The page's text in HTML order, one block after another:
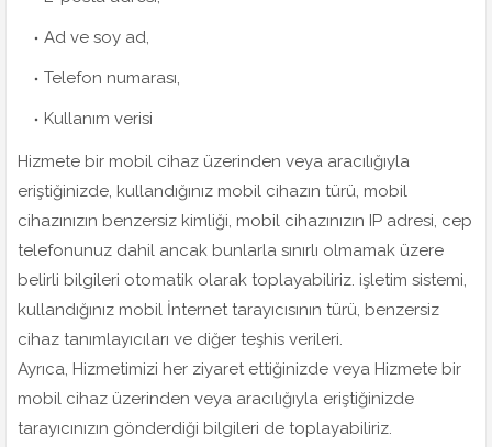
Ad ve soy ad,
Telefon numarası,
Kullanım verisi
Hizmete bir mobil cihaz üzerinden veya aracılığıyla
eriştiğinizde, kullandığınız mobil cihazın türü, mobil
cihazınızın benzersiz kimliği, mobil cihazınızın IP adresi, cep
telefonunuz dahil ancak bunlarla sınırlı olmamak üzere
belirli bilgileri otomatik olarak toplayabiliriz. işletim sistemi,
kullandığınız mobil İnternet tarayıcısının türü, benzersiz
cihaz tanımlayıcıları ve diğer teşhis verileri.
Ayrıca, Hizmetimizi her ziyaret ettiğinizde veya Hizmete bir
mobil cihaz üzerinden veya aracılığıyla eriştiğinizde
tarayıcınızın gönderdiği bilgileri de toplayabiliriz.